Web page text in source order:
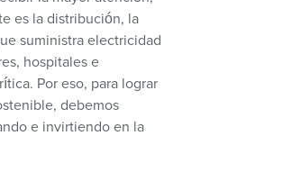
es la distribución, la
suministra electricidad
hospitales e
Por eso, para lograr
debemos
e invirtiendo en la